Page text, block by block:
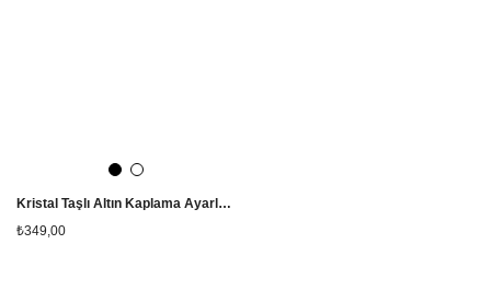
Kristal Taşlı Altın Kaplama Ayarlanabilir Çelik Yüzük
₺349,00